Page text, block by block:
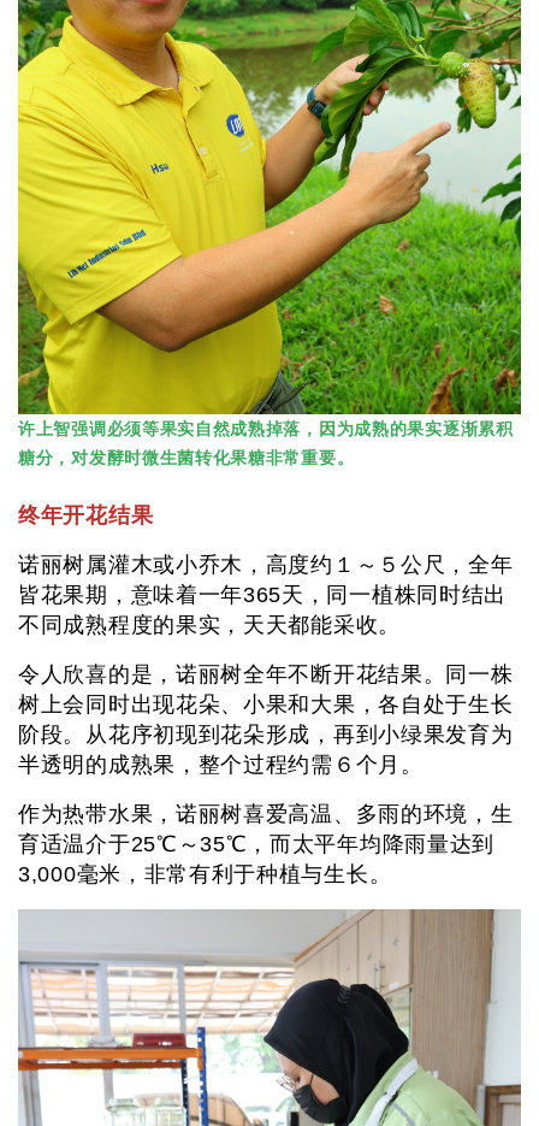
许上智强调必须等果实自然成熟掉落，因为成熟的果实逐渐累积
糖分，对发酵时微生菌转化果糖非常重要。
终年开花结果
诺丽树属灌木或小乔木，高度约１～５公尺，全年
皆花果期，意味着一年365天，同一植株同时结出
不同成熟程度的果实，天天都能采收。
令人欣喜的是，诺丽树全年不断开花结果。同一株
树上会同时出现花朵、小果和大果，各自处于生长
阶段。从花序初现到花朵形成，再到小绿果发育为
半透明的成熟果，整个过程约需６个月。
作为热带水果，诺丽树喜爱高温、多雨的环境，生
育适温介于25℃～35℃，而太平年均降雨量达到
3,000毫米，非常有利于种植与生长。